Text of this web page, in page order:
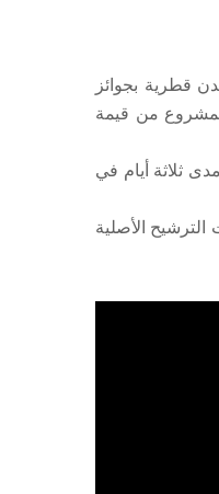
مطر النعيمي مدير بلدية الدوحة ورئيس مجلس أمناء مؤسسة جائزة منظمة المدن العربية في تصريح صحافي عن سعادته وفخره بفوز 4 مدن قطرية بجوائز
من قيمة
ثلاثة أيام في
الأصلية